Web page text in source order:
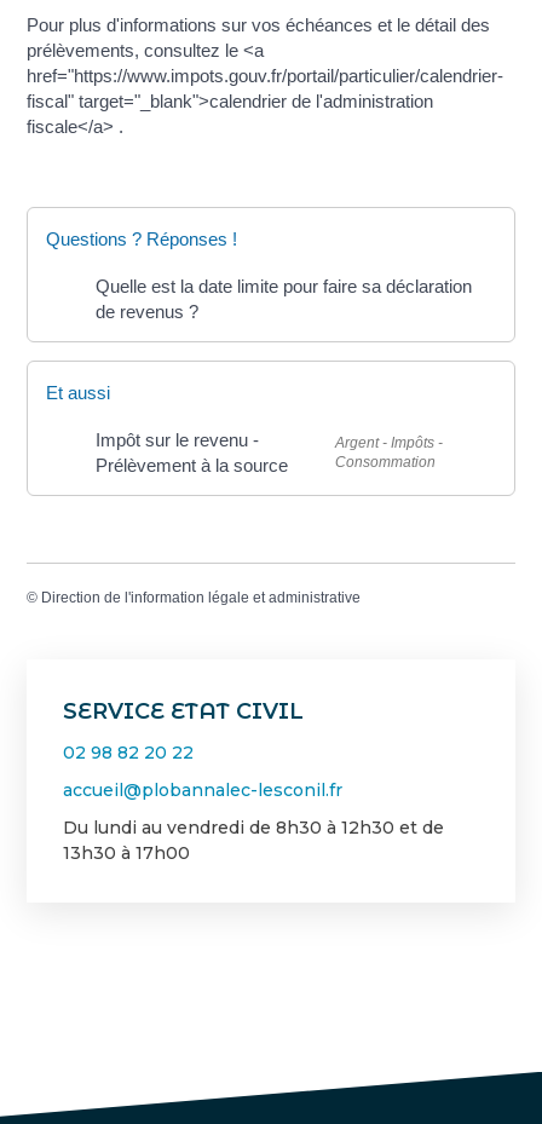
SERVICE ETAT CIVIL
02 98 82 20 22
accueil@plobannalec-lesconil.fr
Du lundi au vendredi de 8h30 à 12h30 et de
13h30 à 17h00
Pour plus d'informations sur vos échéances et le détail des
prélèvements, consultez le <a
href="https://www.impots.gouv.fr/portail/particulier/calendrier-
fiscal" target="_blank">calendrier de l'administration
fiscale</a> .
Questions ? Réponses !
Quelle est la date limite pour faire sa déclaration
de revenus ?
Et aussi
Impôt sur le revenu -
Prélèvement à la source
Argent - Impôts -
Consommation
© Direction de l'information légale et administrative